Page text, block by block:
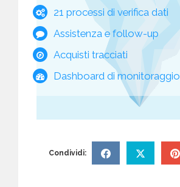
21 processi di verifica dati
Assistenza e follow-up
Acquisti tracciati
Dashboard di monitoraggio
Condividi: